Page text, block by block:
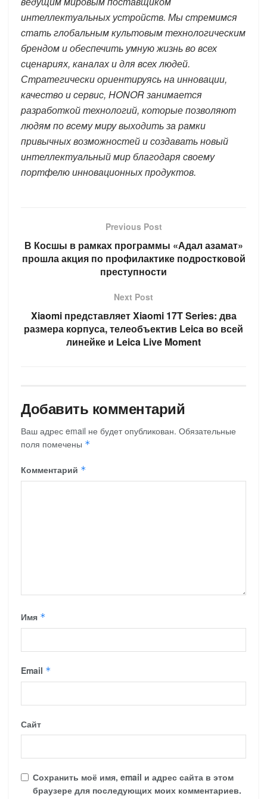
интеллектуальных устройств. Мы стремимся
стать глобальным культовым технологическим
брендом и обеспечить умную жизнь во всех
сценариях, каналах и для всех людей.
Стратегически ориентируясь на инновации,
качество и сервис, HONORзанимается
разработкой технологий, которые позволяют
людям по всему миру выходить за рамки
привычных возможностей и создавать новый
интеллектуальный мир благодаря своему
портфелю инновационных продуктов.
Previous Post
В Косшы в рамках программы «Адал азамат»
прошла акция по профилактике подростковой
преступности
Next Post
Xiaomi представляет Xiaomi 17T Series: два
размера корпуса, телеобъектив Leica во всей
линейке и Leica Live Moment
Добавить комментарий
Ваш адрес email не будет опубликован. Обязательные
поля помечены *
Комментарий *
Имя *
Email *
Сайт
Сохранить моё имя, email и адрес сайта в этом
браузере для последующих моих комментариев.